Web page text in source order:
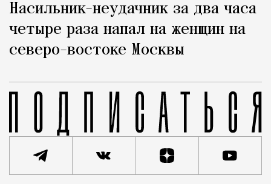
Насильник-неудачник за два часа
четыре раза напал на женщин на
северо-востоке Москвы